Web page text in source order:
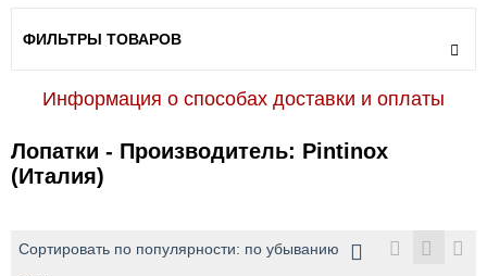
ФИЛЬТРЫ ТОВАРОВ
Информация о способах доставки и оплаты
Лопатки - Производитель: Pintinox
(Италия)
Сортировать по популярности: по убыванию